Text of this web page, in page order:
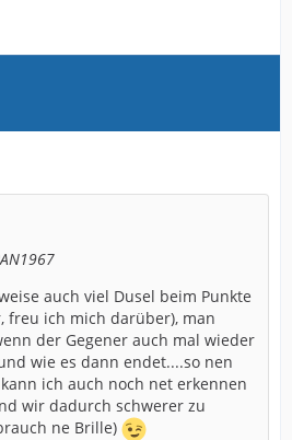
auch viel Dusel beim Punkte
freu ich mich darüber), man
der Gegener auch mal wieder
wie es dann endet....so nen
ich auch noch net erkennen
wir dadurch schwerer zu
ne Brille)